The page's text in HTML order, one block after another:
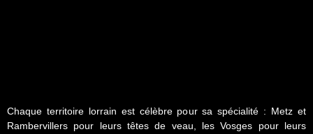
Chaque territoire lorrain est célèbre pour sa spécialité : Metz et
Rambervillers pour leurs têtes de veau, les Vosges pour leurs